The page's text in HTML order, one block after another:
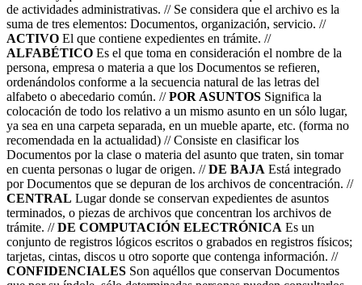
de actividades administrativas. // Se considera que el archivo es la
suma de tres elementos: Documentos, organización, servicio. //
ACTIVO El que contiene expedientes en trámite. //
ALFABÉTICO Es el que toma en consideración el nombre de la
persona, empresa o materia a que los Documentos se refieren,
ordenándolos conforme a la secuencia natural de las letras del
alfabeto o abecedario común. //POR ASUNTOS Significa la
colocación de todo los relativo a un mismo asunto en un sólo lugar,
ya sea en una carpeta separada, en un mueble aparte, etc. (forma no
recomendada en la actualidad) // Consiste en clasificar los
Documentos por la clase o materia del asunto que traten, sin tomar
en cuenta personas o lugar de origen. //DE BAJA Está integrado
por Documentos que se depuran de los archivos de concentración. //
CENTRAL Lugar donde se conservan expedientes de asuntos
terminados, o piezas de archivos que concentran los archivos de
trámite. //DE COMPUTACIÓN ELECTRÓNICA Es un
conjunto de registros lógicos escritos o grabados en registros físicos;
tarjetas, cintas, discos u otro soporte que contenga información. //
CONFIDENCIALES Son aquéllos que conservan Documentos